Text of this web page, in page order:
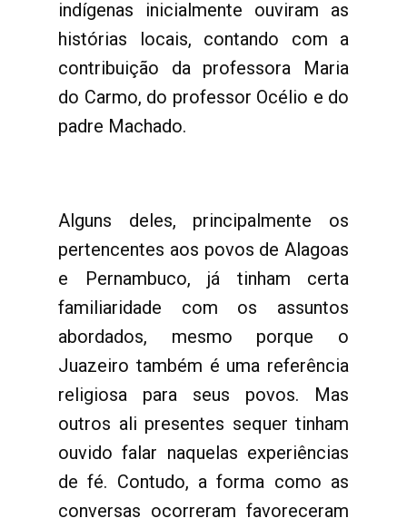
indígenas inicialmente ouviram as
histórias locais, contando com a
contribuição da professora Maria
do Carmo, do professor Océlio e do
padre Machado.
Alguns deles, principalmente os
pertencentes aos povos de Alagoas
e Pernambuco, já tinham certa
familiaridade com os assuntos
abordados, mesmo porque o
Juazeiro também é uma referência
religiosa para seus povos. Mas
outros ali presentes sequer tinham
ouvido falar naquelas experiências
de fé. Contudo, a forma como as
conversas ocorreram favoreceram